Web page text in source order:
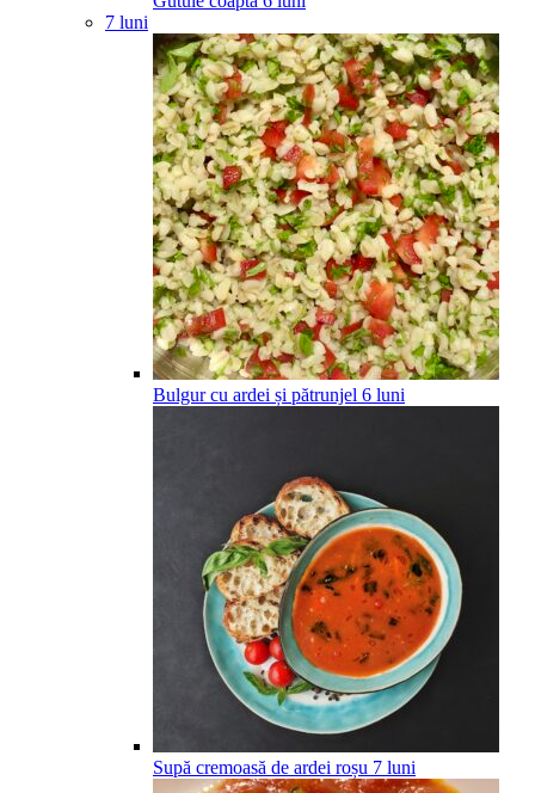
7 luni
Bulgur cu ardei și pătrunjel 6 luni
Supă cremoasă de ardei roșu 7 luni